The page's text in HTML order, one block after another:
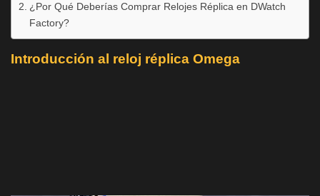
¿Por Qué Deberías Comprar Relojes Réplica en DWatch
Factory?
Introducción al reloj réplica Omega